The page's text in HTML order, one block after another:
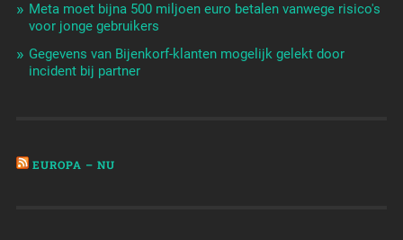
Meta moet bijna 500 miljoen euro betalen vanwege risico's
voor jonge gebruikers
Gegevens van Bijenkorf-klanten mogelijk gelekt door
incident bij partner
EUROPA – NU